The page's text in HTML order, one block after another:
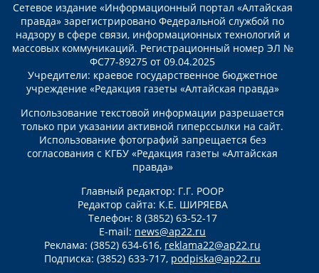
Сетевое издание «Информационный портал «Алтайская
правда» зарегистрировано Федеральной службой по
надзору в сфере связи, информационных технологий и
массовых коммуникаций. Регистрационный номер ЭЛ №
ФС77-89275 от 09.04.2025
Учредители: краевое государственное бюджетное
учреждение «Редакция газеты «Алтайская правда»
Использование текстовой информации разрешается
только при указании активной гиперссылки на сайт.
Использование фотографий запрещается без
согласования с КГБУ «Редакция газеты «Алтайская
правда»
Главный редактор: Г.Г. РООР
Редактор сайта: К.Е. ШИРЯЕВА
Телефон: 8 (3852) 63-52-17
E-mail: news@ap22.ru
Реклама: (3852) 634-616, reklama22@ap22.ru
Подписка: (3852) 633-717, podpiska@ap22.ru